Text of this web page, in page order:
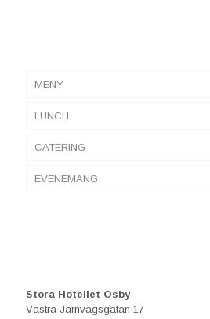
MENY
LUNCH
CATERING
EVENEMANG
Stora Hotellet Osby
Västra Järnvägsgatan 17